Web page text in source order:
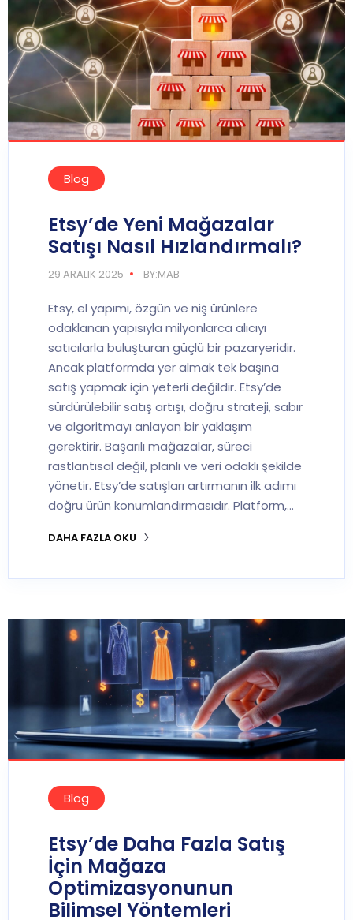
Blog
Etsy’de Yeni Mağazalar
Satışı Nasıl Hızlandırmalı?
29 ARALIK 2025 BY:MAB
Etsy, el yapımı, özgün ve niş ürünlere
odaklanan yapısıyla milyonlarca alıcıyı
satıcılarla buluşturan güçlü bir pazaryeridir.
Ancak platformda yer almak tek başına
satış yapmak için yeterli değildir. Etsy’de
sürdürülebilir satış artışı, doğru strateji, sabır
ve algoritmayı anlayan bir yaklaşım
gerektirir. Başarılı mağazalar, süreci
rastlantısal değil, planlı ve veri odaklı şekilde
yönetir. Etsy’de satışları artırmanın ilk adımı
doğru ürün konumlandırmasıdır. Platform,…
DAHA FAZLA OKU
Blog
Etsy’de Daha Fazla Satış
İçin Mağaza
Optimizasyonunun
Bilimsel Yöntemleri